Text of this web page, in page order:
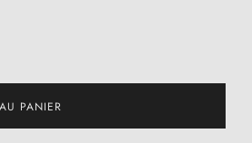
PANIER